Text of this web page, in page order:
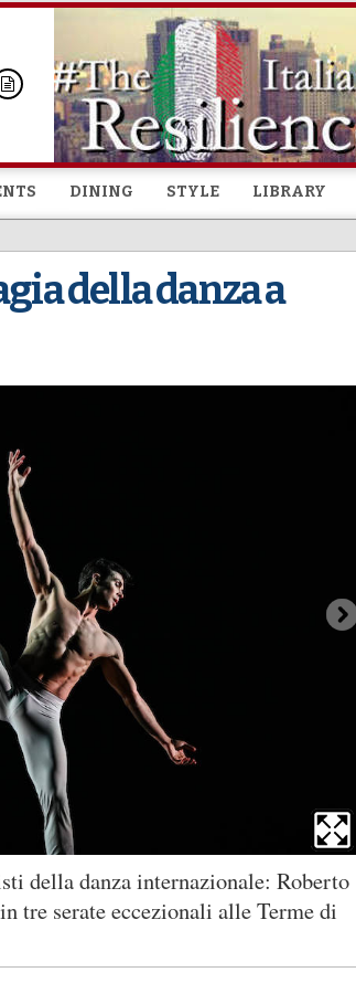
Skip to
content
DINING STYLE LIBRARY
della danza a
della danza internazionale: Roberto
tre serate eccezionali alle Terme di